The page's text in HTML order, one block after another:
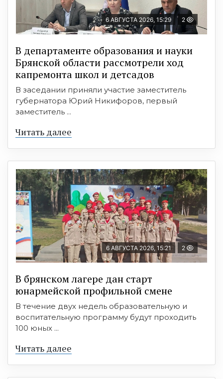
6 АВГУСТА 2026, 15:29 2
В департаменте образования и науки
Брянской области рассмотрели ход
капремонта школ и детсадов
В заседании приняли участие заместитель
губернатора Юрий Никифоров, первый
заместитель ...
Читать далее
6 АВГУСТА 2026, 15:21 2
В брянском лагере дан старт
юнармейской профильной смене
В течение двух недель образовательную и
воспитательную программу будут проходить
100 юных ...
Читать далее